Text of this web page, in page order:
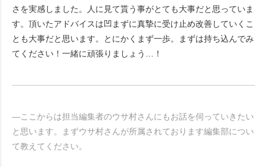
さを実感しました。人に見て貰う事がとても大事だと思っていま
す。頂いたアドバイスは凹まずに真摯に受け止め改善していくこ
とも大事だと思います。とにかくまず一歩。まずは持ち込んでみ
てください！一緒に頑張りましょう…！
―ここからは担当編集者のウサ村さんにもお話を伺っていきたい
と思います。まずウサ村さんが所属されております編集部につい
て教えてください。